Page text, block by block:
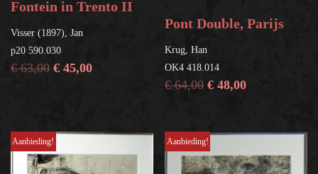
Fontein in Trento II
Visser (1897), Jan
p20 590.030
€63,00 € 45,00
Pont Double, Parijs
Krug, Han
OK4 418.014
€64,00 € 48,00
Aanbieding! Aanbieding!